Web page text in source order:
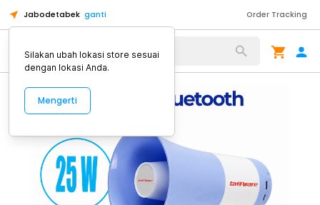
Jabodetabek ganti Order Tracking
Alat Kopi
Silakan ubah lokasi store sesuai
dengan lokasi Anda.
Mengerti